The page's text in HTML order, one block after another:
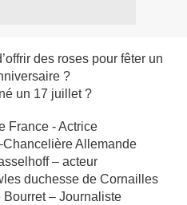
des roses pour fêter un
?
un 17 juillet ?
France - Actrice
Allemande
– acteur
duchesse de Cornailles
– Journaliste